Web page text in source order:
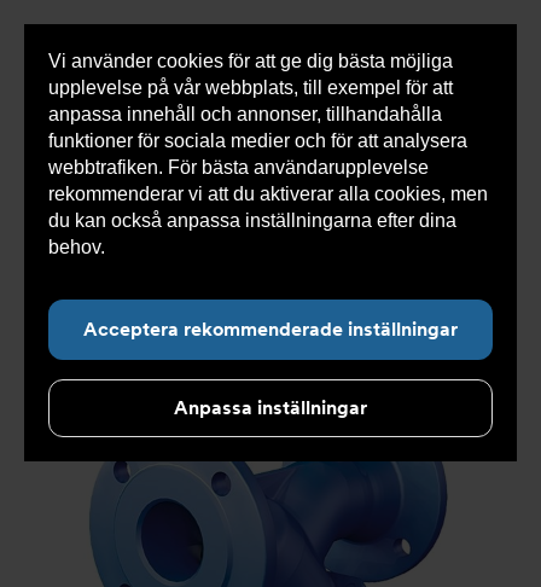
Vi använder cookies för att ge dig bästa möjliga
upplevelse på vår webbplats, till exempel för att
anpassa innehåll och annonser, tillhandahålla
funktioner för sociala medier och för att analysera
webbtrafiken. För bästa användarupplevelse
rekommenderar vi att du aktiverar alla cookies, men
du kan också anpassa inställningarna efter dina
behov.
Acceptera rekommenderade inställningar
Anpassa inställningar
0 varorSnabborder
Du
här:
Armatec > Produkter > Luft- och partikelavskiljare
Smutsfilter
> Flänsad anslutning >
Smutsfilter AT
4028B
> Smutsfilter AT 4028B125-1013